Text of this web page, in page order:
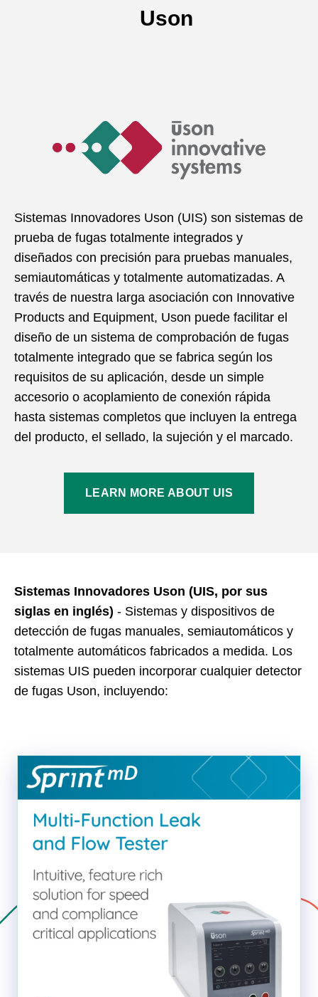
Uson
Sistemas Innovadores Uson (UIS) son sistemas de
prueba de fugas totalmente integrados y
diseñados con precisión para pruebas manuales,
semiautomáticas y totalmente automatizadas. A
través de nuestra larga asociación con Innovative
Products and Equipment, Uson puede facilitar el
diseño de un sistema de comprobación de fugas
totalmente integrado que se fabrica según los
requisitos de su aplicación, desde un simple
accesorio o acoplamiento de conexión rápida
hasta sistemas completos que incluyen la entrega
del producto, el sellado, la sujeción y el marcado.
LEARN MORE ABOUT UIS
Sistemas Innovadores Uson (UIS, por sus
siglas en inglés) - Sistemas y dispositivos de
detección de fugas manuales, semiautomáticos y
totalmente automáticos fabricados a medida. Los
sistemas UIS pueden incorporar cualquier detector
de fugas Uson, incluyendo: